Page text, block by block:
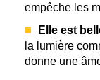
empêche les
Elle est
la lumière
donne une